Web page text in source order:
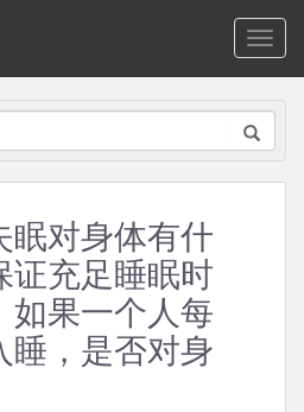
眠对身体有什
证充足睡眠时
如果一个人每
睡，是否对身